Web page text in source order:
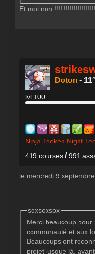
Et moi non
Doton -
lvl.100
Ninja Tooken Night
419 courses /991
le mercredi 9
soxsoxsox
Merci beaucoup pour
communauté et aux
Beaucoups ont
projet jusque là,